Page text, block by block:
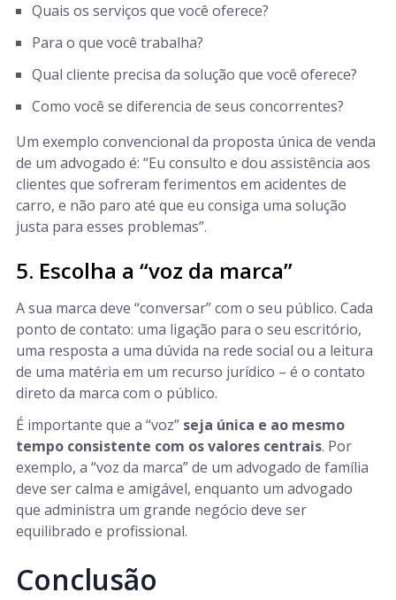
Quais os serviços que você oferece?
Para o que você trabalha?
Qual cliente precisa da solução que você oferece?
Como você se diferencia de seus concorrentes?
Um exemplo convencional da proposta única de venda
de um advogado é: “Eu consulto e dou assistência aos
clientes que sofreram ferimentos em acidentes de
carro, e não paro até que eu consiga uma solução
justa para esses problemas”.
5. Escolha a “voz da marca”
A sua marca deve “conversar” com o seu público. Cada
ponto de contato: uma ligação para o seu escritório,
uma resposta a uma dúvida na rede social ou a leitura
de uma matéria em um recurso jurídico – é o contato
direto da marca com o público.
É importante que a “voz” seja única e ao mesmo
tempo consistente com os valores centrais. Por
exemplo, a “voz da marca” de um advogado de família
deve ser calma e amigável, enquanto um advogado
que administra um grande negócio deve ser
equilibrado e profissional.
Conclusão